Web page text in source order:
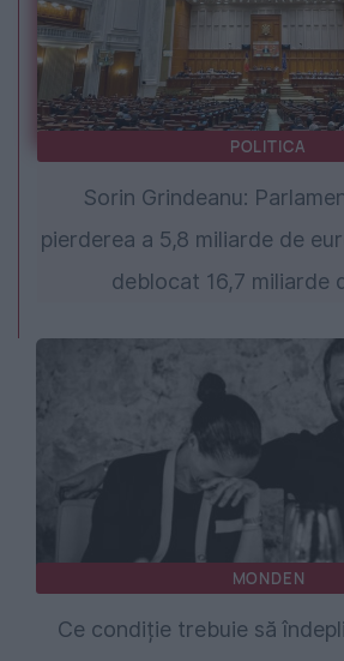
POLITICA
Sorin Grindeanu:
pierderea a 5,8 miliarde de
deblocat 16,7 miliarde
MONDEN
Ce condiție trebuie să